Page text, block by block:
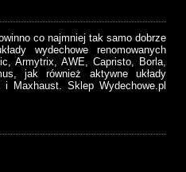
co najmniej tak samo dobrze
wydechowe renomowanych
Armytrix, AWE, Capristo, Borla,
jak również aktywne układy
Maxhaust. Sklep Wydechowe.pl